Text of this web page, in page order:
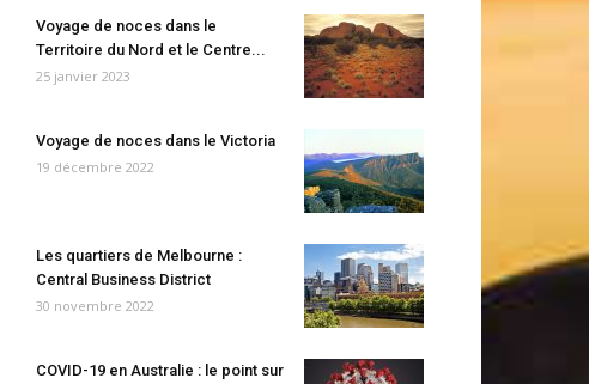
Voyage de noces dans le
Territoire du Nord et le Centre...
25 janvier 2023
Voyage de noces dans le Victoria
19 décembre 2022
Les quartiers de Melbourne :
Central Business District
30 novembre 2022
COVID-19 en Australie : le point sur